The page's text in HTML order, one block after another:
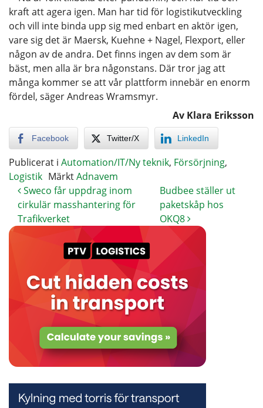
kraft att agera igen. Man har tid för logistikutveckling
och vill inte binda upp sig med enbart en aktör igen,
vare sig det är Maersk, Kuehne + Nagel, Flexport, eller
någon av de andra. Det finns ingen av dem som är
bäst, men alla är bra någonstans. Där tror jag att
många kommer se att vår plattform innebär en enorm
fördel, säger Andreas Wramsmyr.
Av Klara Eriksson
Facebook Twitter/X LinkedIn
Publicerat i Automation/IT/Ny teknik, Försörjning,
Logistik MärktAdnavem
Sweco får uppdrag inom
cirkulär masshantering för
Trafikverket
Budbee ställer ut
paketskåp hos
OKQ8